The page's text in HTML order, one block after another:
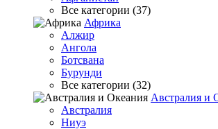
Все категории (37)
Африка
Алжир
Ангола
Ботсвана
Бурунди
Все категории (32)
Австралия и
Австралия
Ниуэ